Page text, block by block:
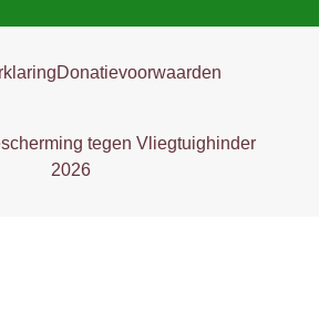
Donatievoorwaarden
tegen Vliegtuighinder
2026